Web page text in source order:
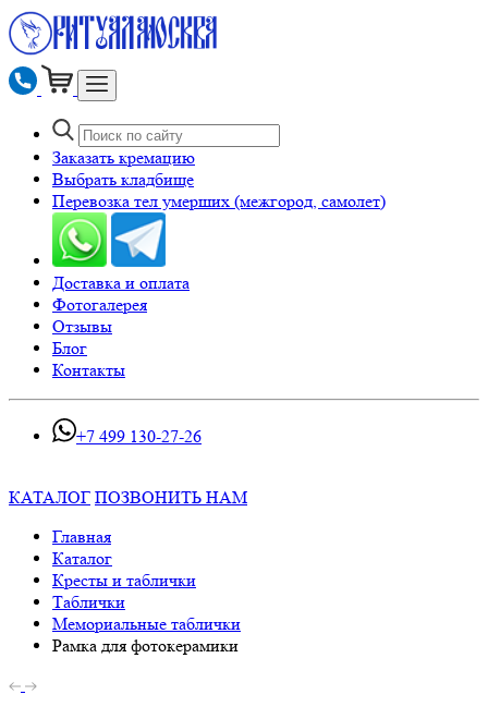
Заказать кремацию
Выбрать кладбище
Перевозка тел умерших (межгород, самолет)
Доставка и оплата
Фотогалерея
Отзывы
Блог
Контакты
+7 499 130-27-26
КАТАЛОГ ПОЗВОНИТЬ НАМ
Главная
Каталог
Кресты и таблички
Таблички
Мемориальные таблички
Рамка для фотокерамики